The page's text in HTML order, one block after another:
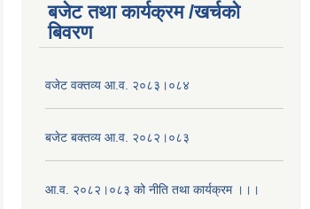
बजेट तथा कार्यक्रम /खर्चको
बिवरण
वजेट वक्तव्य आ.व. २०८३।०८४
बजेट बक्तव्य आ.व. २०८२।०८३
आ.व. २०८२।०८३ को नीति तथा कार्यक्रम ।।।